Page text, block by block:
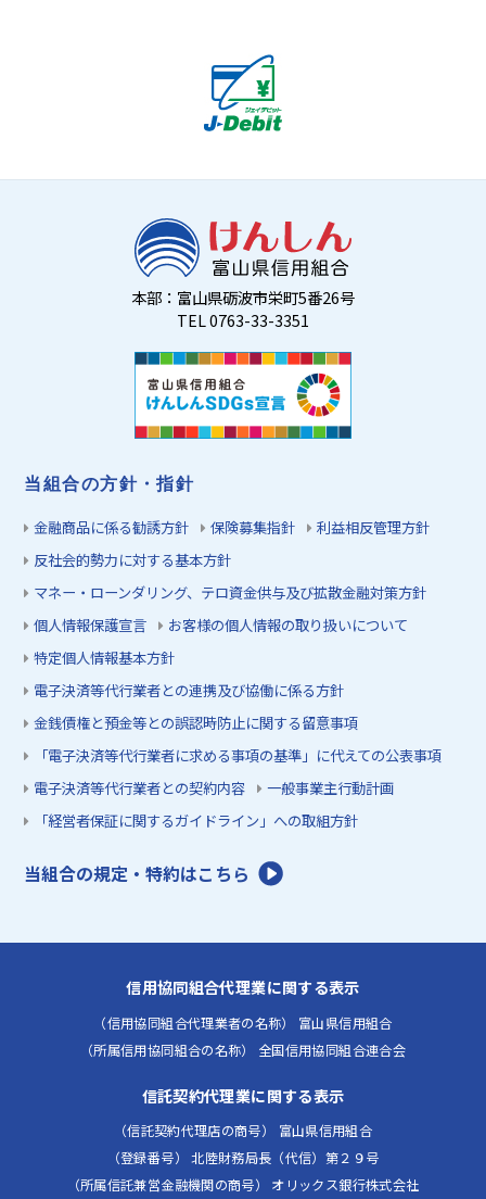
本部：富山県砺波市栄町5番26号
TEL 0763-33-3351
当組合の方針・指針
金融商品に係る勧誘方針 保険募集指針
利益相反管理方針
反社会的勢力に対する基本方針
マネー・ローンダリング、テロ資金供与及び拡散金融対策方針
個人情報保護宣言
お客様の個人情報の取り扱いについて
特定個人情報基本方針
電子決済等代行業者との連携及び協働に係る方針
金銭債権と預金等との誤認時防止に関する留意事項
「電子決済等代行業者に求める事項の基準」に代えての公表事項
電子決済等代行業者との契約内容
一般事業主行動計画
「経営者保証に関するガイドライン」への取組方針
当組合の規定・特約はこちら
信用協同組合代理業に関する表示
（信用協同組合代理業者の名称） 富山県信用組合
（所属信用協同組合の名称） 全国信用協同組合連合会
信託契約代理業に関する表示
（信託契約代理店の商号） 富山県信用組合
（登録番号） 北陸財務局長（代信）第２９号
（所属信託兼営金融機関の商号） オリックス銀行株式会社